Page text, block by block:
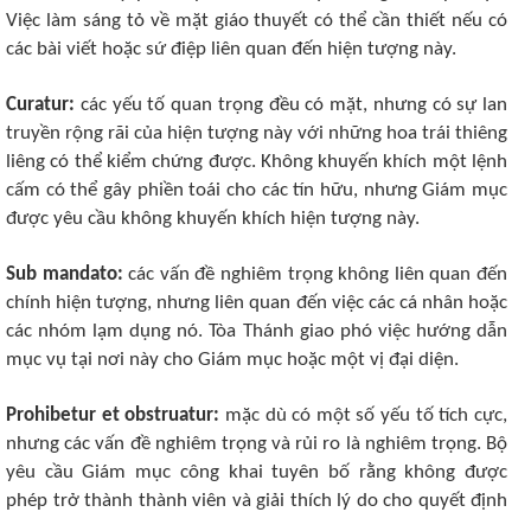
Việc làm sáng tỏ về mặt giáo thuyết có thể cần thiết nếu có
các bài viết hoặc sứ điệp liên quan đến hiện tượng này.
Curatur: các yếu tố quan trọng đều có mặt, nhưng có sự lan
truyền rộng rãi của hiện tượng này với những hoa trái thiêng
liêng có thể kiểm chứng được. Không khuyến khích một lệnh
cấm có thể gây phiền toái cho các tín hữu, nhưng Giám mục
được yêu cầu không khuyến khích hiện tượng này.
Sub mandato: các vấn đề nghiêm trọng không liên quan đến
chính hiện tượng, nhưng liên quan đến việc các cá nhân hoặc
các nhóm lạm dụng nó. Tòa Thánh giao phó việc hướng dẫn
mục vụ tại nơi này cho Giám mục hoặc một vị đại diện.
Prohibetur et obstruatur: mặc dù có một số yếu tố tích cực,
nhưng các vấn đề nghiêm trọng và rủi ro là nghiêm trọng. Bộ
yêu cầu Giám mục công khai tuyên bố rằng không được
phép trở thành thành viên và giải thích lý do cho quyết định